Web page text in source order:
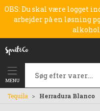
OBS: Du skal være logget
arbejder på en løsning
MENU
Tequila Herradura Blanco